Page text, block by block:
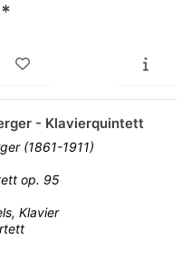
- Klavierquintett
(1861-1911)
op. 95
Klavier